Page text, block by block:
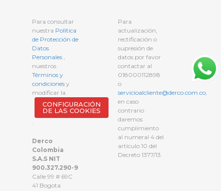
Para consultar
nuestra Política
de Protección de
Datos
Personales ,
nuestros
Términos y
condiciones y
modificar la
CONFIGURACIÓN
DE LAS COOKIES
.
Derco
Colombia
S.A.S NIT
900.327.290-9
Calle 99 # 69C
41 Bogota
Para
actualización,
rectificación o
supresión de
datos por favor
contactar al
018000112898
o
servicioalcliente@derco.com.co,
en caso
contrario
daremos
cumplimiento
al numeral 4 del
artículo 10 del
Decreto 1377/13.